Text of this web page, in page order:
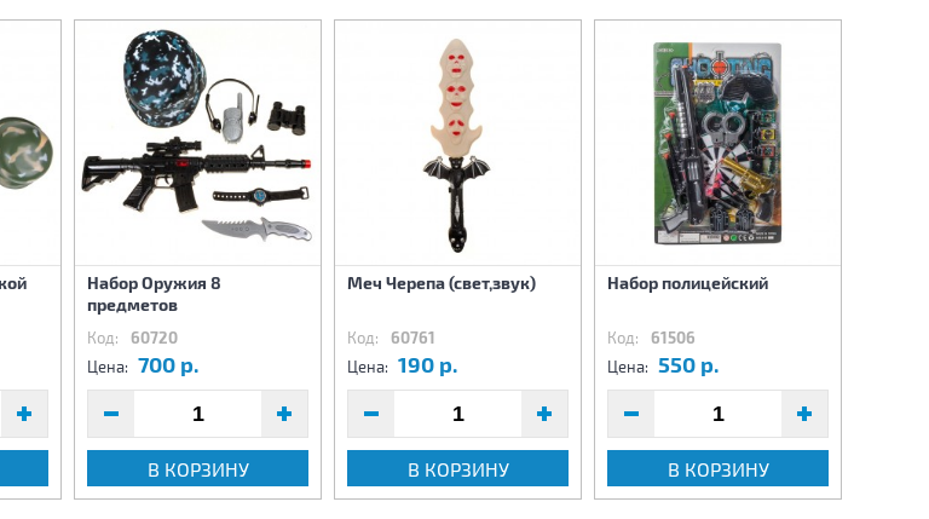
Набор Оружия 8
предметов
Код: 60720
Цена: 700 р.
В КОРЗИНУ
Меч Черепа (свет,звук)
Код: 60761
Цена: 190 р.
В КОРЗИНУ
Набор полицейский
Код: 61506
Цена: 550 р.
В КОРЗИНУ